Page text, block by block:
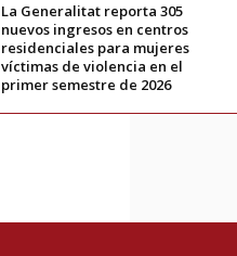
La Generalitat reporta 305
nuevos ingresos en centros
residenciales para mujeres
víctimas de violencia en el
primer semestre de 2026